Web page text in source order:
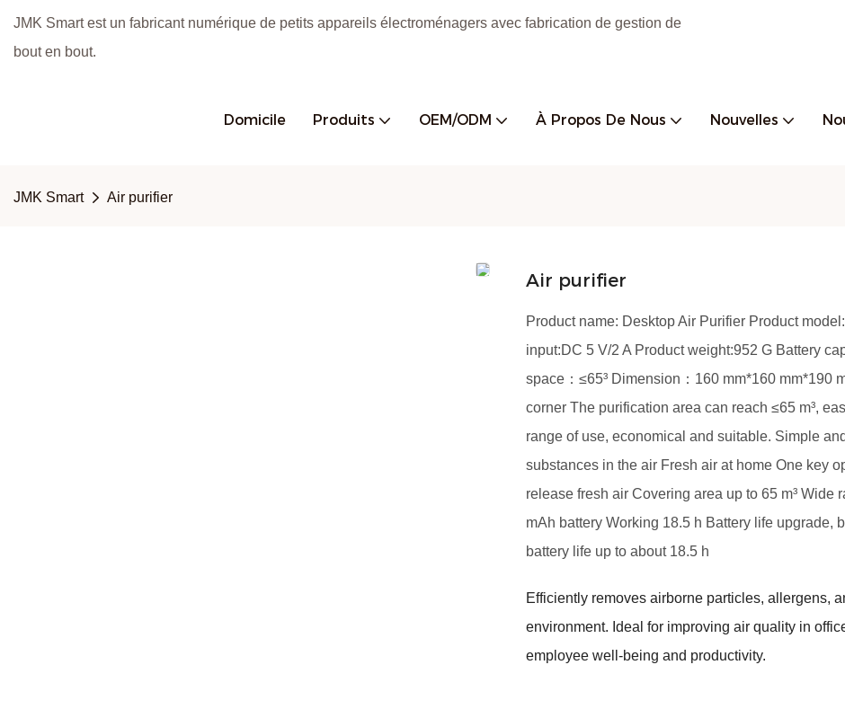
JMK Smart est un fabricant numérique de petits appareils électroménagers avec fabrication de gestion de
bout en bout.
Domicile Produits OEM/ODM À Propos De Nous Nouvelles
JMK Smart Air purifier
Air purifier
Product name: Desktop Air Purifier Product
input:DC 5 V/2 A Product weight:952 G Battery
space：≤65³ Dimension：160 mm*160 mm*190
corner The purification area can reach ≤65 m³,
range of use, economical and suitable. Simple
substances in the air Fresh air at home One key
release fresh air Covering area up to 65 m³
mAh battery Working 18.5 h Battery life upgrade,
battery life up to about 18.5 h
Efficiently removes airborne particles, allergens,
environment. Ideal for improving air quality in
employee well-being and productivity.